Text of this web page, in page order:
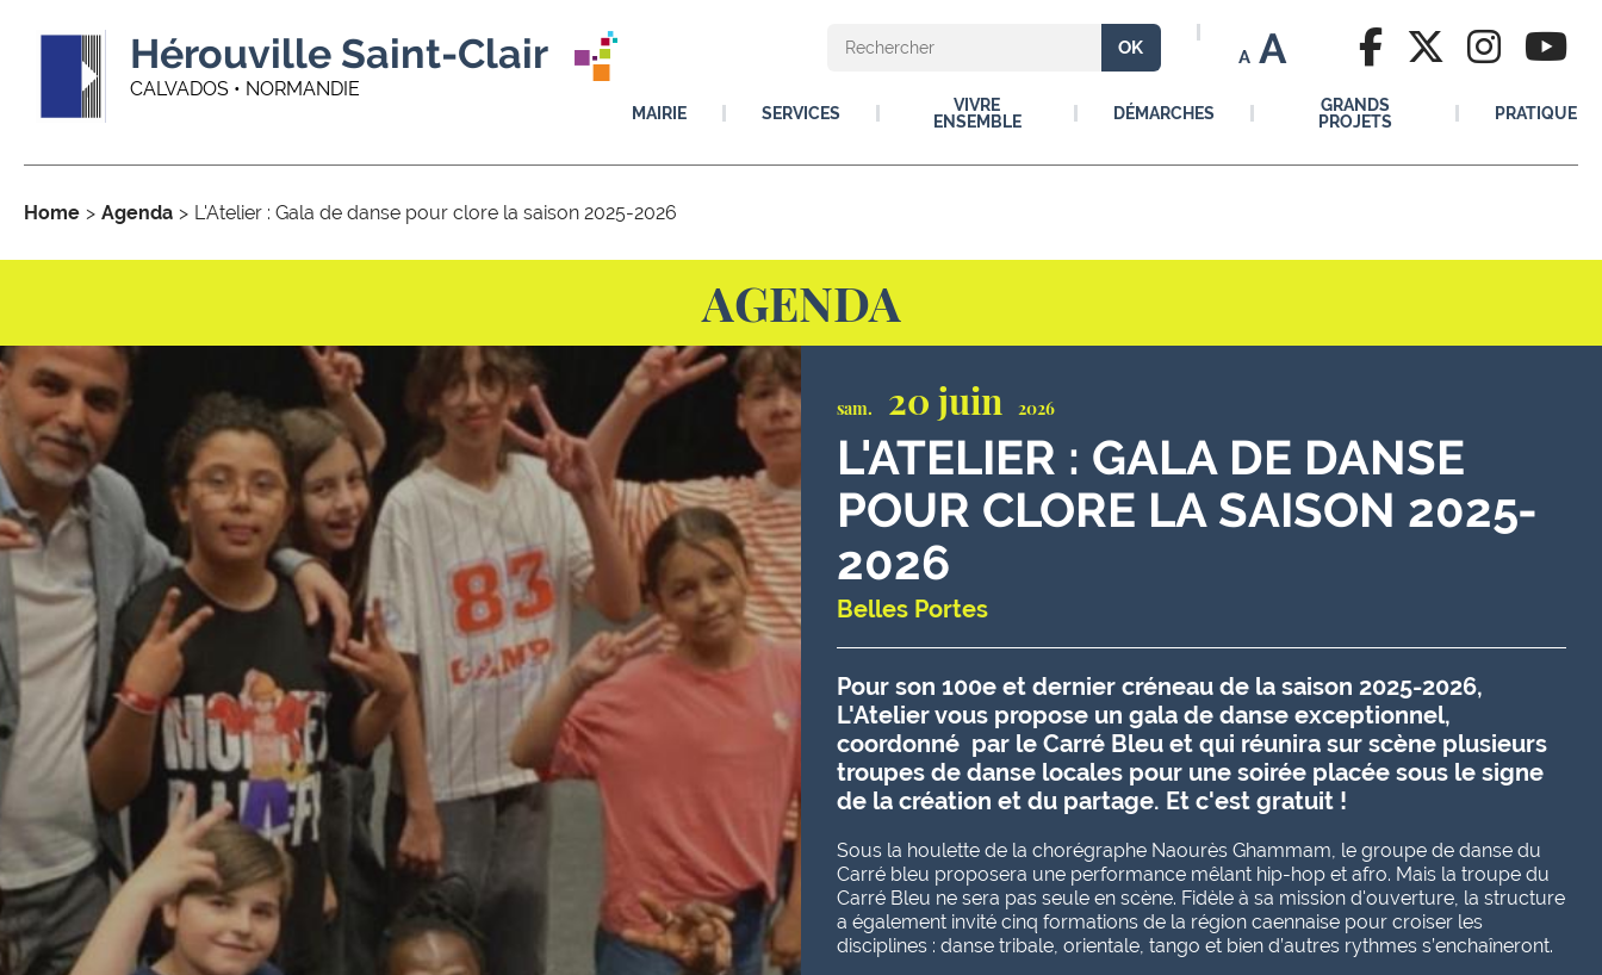
Hérouville Saint-Clair
CALVADOS • NORMANDIE
A A
MAIRIE SERVICES
VIVRE
ENSEMBLE
DÉMARCHES
GRANDS
PROJETS
PRATIQUE
Home Agenda L'Atelier : Gala de danse pour clore la saison 2025-2026
AGENDA
sam. 20 juin 2026
L'ATELIER : GALA DE DANSE
POUR CLORE LA SAISON 2025-
2026
Belles Portes
Pour son 100e et dernier créneau de la saison 2025-2026,
L'Atelier vous propose un gala de danse exceptionnel,
coordonné par le Carré Bleu et qui réunira sur scène plusieurs
troupes de danse locales pour une soirée placée sous le signe
de la création et du partage. Et c'est gratuit !
Sous la houlette de la chorégraphe Naourès Ghammam, le groupe de danse du
Carré bleu proposera une performance mêlant hip-hop et afro. Mais la troupe du
Carré Bleu ne sera pas seule en scène. Fidèle à sa mission d'ouverture, la structure
a également invité cinq formations de la région caennaise pour croiser les
disciplines : danse tribale, orientale, tango et bien d’autres rythmes s’enchaîneront.